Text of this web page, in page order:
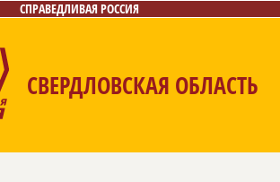
СПРАВЕДЛИВАЯ РОССИЯ
СВЕРДЛОВСКАЯ ОБЛАСТЬ